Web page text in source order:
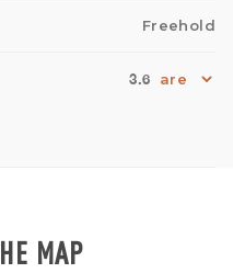
Freehold
3.6
MAP